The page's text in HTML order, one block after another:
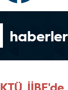
haberler
KTÜ